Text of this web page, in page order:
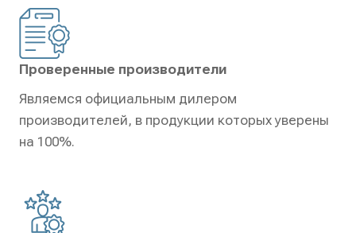
Проверенные производители
Являемся официальным дилером
производителей, в продукции которых уверены
на 100%.